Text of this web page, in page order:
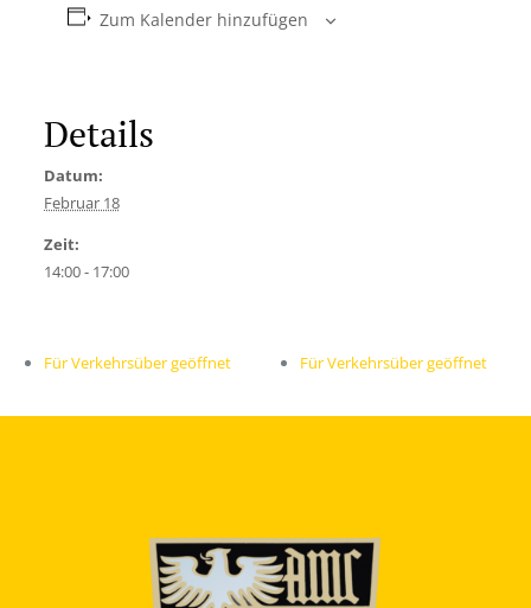
Zum Kalender hinzufügen
Details
Datum:
Februar 18
Zeit:
14:00 - 17:00
Für Verkehrsüber geöffnet Für Verkehrsüber geöffnet